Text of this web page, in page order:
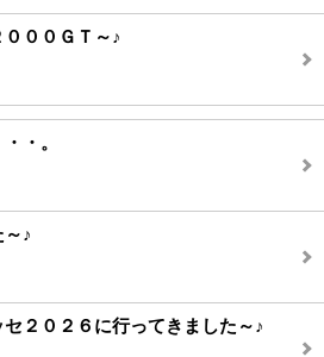
００ＧＴ～♪
・。
♪
２０２６に行ってきました～♪